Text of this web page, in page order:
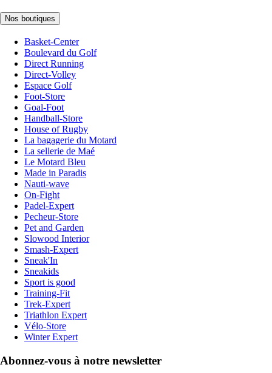
Nos boutiques
Basket-Center
Boulevard du Golf
Direct Running
Direct-Volley
Espace Golf
Foot-Store
Goal-Foot
Handball-Store
House of Rugby
La bagagerie du Motard
La sellerie de Maé
Le Motard Bleu
Made in Paradis
Nauti-wave
On-Fight
Padel-Expert
Pecheur-Store
Pet and Garden
Slowood Interior
Smash-Expert
Sneak'In
Sneakids
Sport is good
Training-Fit
Trek-Expert
Triathlon Expert
Vélo-Store
Winter Expert
Abonnez-vous à notre newsletter